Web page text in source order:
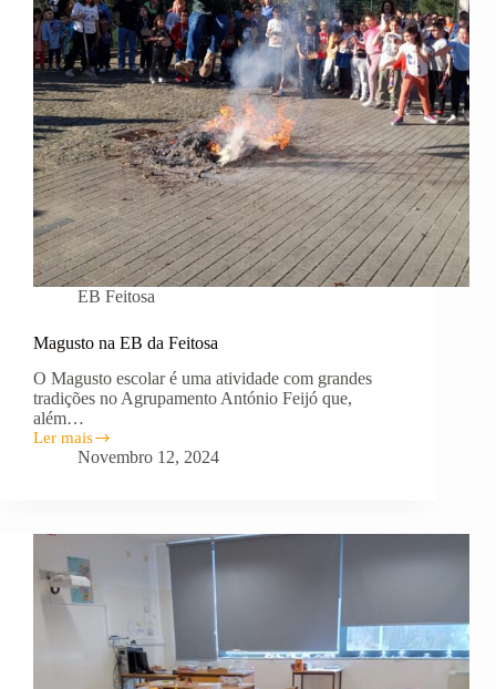
EB Feitosa
Magusto na EB da Feitosa
O Magusto escolar é uma atividade com grandes
tradições no Agrupamento António Feijó que,
além…
Ler mais
Magusto
Novembro 12, 2024